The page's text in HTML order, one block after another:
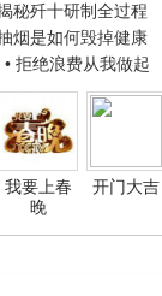
秘歼十研制全过程
烟是如何毁掉健康
• 拒绝浪费从我做起
我要上春
晚
开门大吉